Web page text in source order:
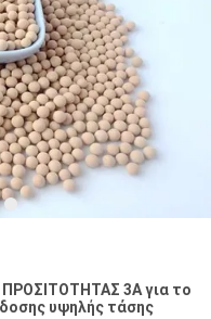
3A για το
υψηλής τάσης